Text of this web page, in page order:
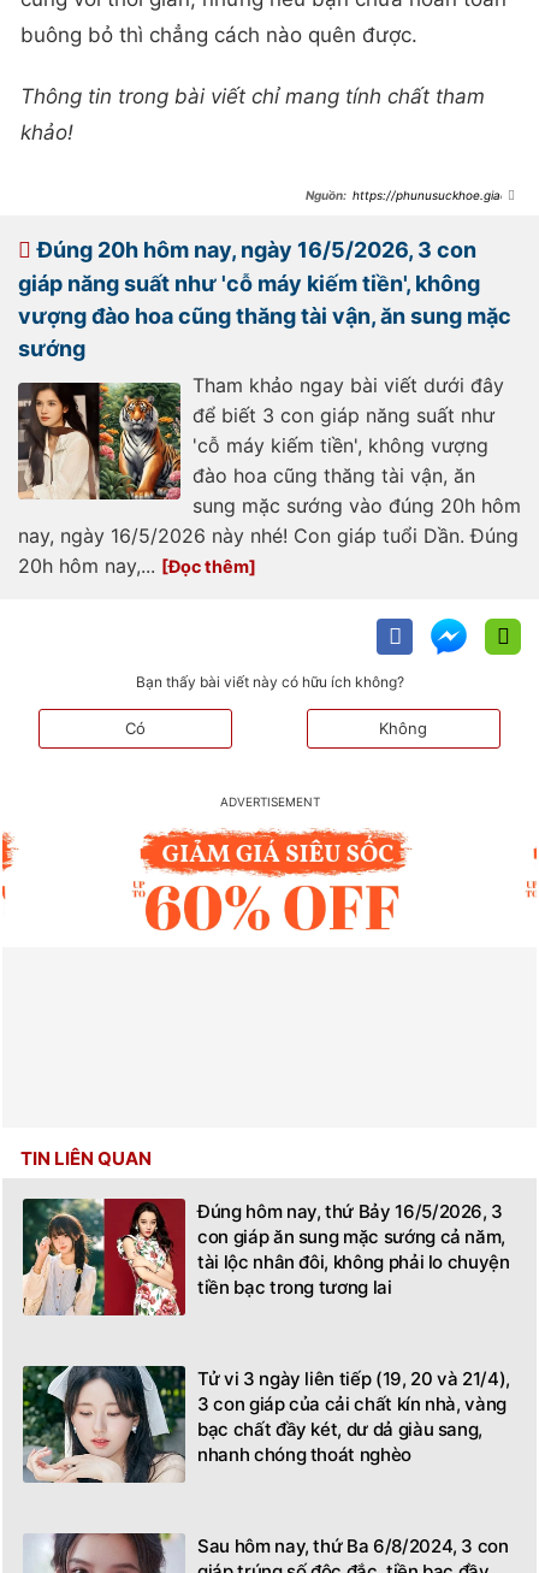
buông bỏ thì chẳng cách nào quên được.
Thông tin trong bài viết chỉ mang tính chất tham
khảo!
https://phunusuckhoe.giadin
con-giap-danh-bay-ngheo-kho-
cap-ben-giau-sang-vang-bac-chat-
Đúng 20h hôm nay, ngày 16/5/2026, 3 con
giáp năng suất như 'cỗ máy kiếm tiền', không
vượng đào hoa cũng thăng tài vận, ăn sung mặc
sướng
Tham khảo ngay bài viết dưới đây
để biết 3 con giáp năng suất như
'cỗ máy kiếm tiền', không vượng
đào hoa cũng thăng tài vận, ăn
sung mặc sướng vào đúng 20h hôm
nay, ngày 16/5/2026 này nhé! Con giáp tuổi Dần. Đúng
20h hôm nay,...
Bạn thấy bài viết này có hữu ích không?
Có Không
TIN LIÊN QUAN
Đúng hôm nay, thứ Bảy 16/5/2026, 3
con giáp ăn sung mặc sướng cả năm,
tài lộc nhân đôi, không phải lo chuyện
tiền bạc trong tương lai
Tử vi 3 ngày liên tiếp (19, 20 và 21/4),
3 con giáp của cải chất kín nhà, vàng
bạc chất đầy két, dư dả giàu sang,
nhanh chóng thoát nghèo
Sau hôm nay, thứ Ba 6/8/2024, 3 con